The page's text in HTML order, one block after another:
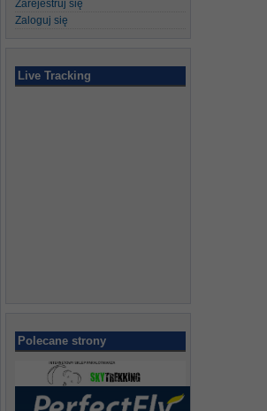
Zarejestruj się
Zaloguj się
Live Tracking
Polecane strony